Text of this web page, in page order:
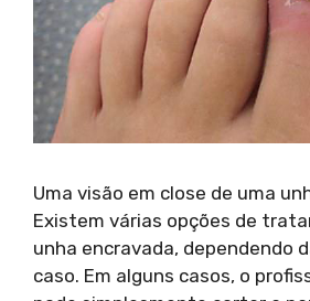
Uma visão em close de uma
Existem várias opções de
unha encravada, dependendo
caso. Em alguns casos, o